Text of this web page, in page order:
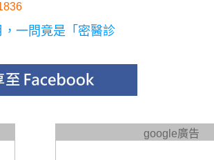
一問竟是「密醫診
google廣告